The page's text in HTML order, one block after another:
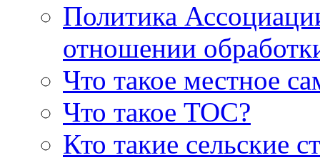
Политика
отношении
Что такое местное
Что такое ТОС?
Кто такие сельские